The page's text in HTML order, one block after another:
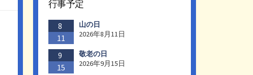
行事予定
8
11
山の日
2026年8月11日
9
15
敬老の日
2026年9月15日